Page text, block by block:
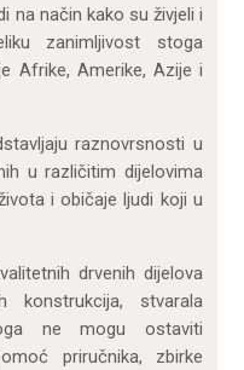
na način kako su živjeli i
zanimljivost stoga
Afrike, Amerike, Azije i
raznovrsnosti u
u različitim dijelovima
i običaje ljudi koji u
drvenih dijelova
konstrukcija, stvarala
ne mogu ostaviti
priručnika, zbirke